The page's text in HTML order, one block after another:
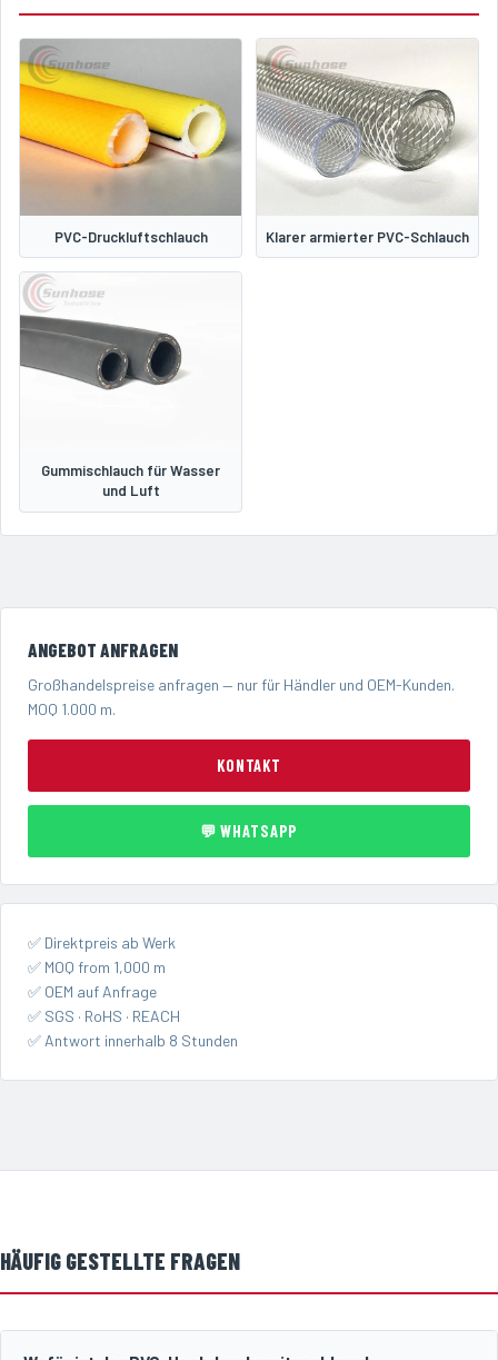
PVC-Druckluftschlauch Klarer armierter PVC-Schlauch
Gummischlauch für Wasser
und Luft
ANGEBOT ANFRAGEN
Großhandelspreise anfragen — nur für Händler und OEM-Kunden.
MOQ 1.000 m.
KONTAKT
💬 WHATSAPP
✅ Direktpreis ab Werk
✅ MOQ from 1,000 m
✅ OEM auf Anfrage
✅ SGS · RoHS · REACH
✅ Antwort innerhalb 8 Stunden
HÄUFIG GESTELLTE FRAGEN